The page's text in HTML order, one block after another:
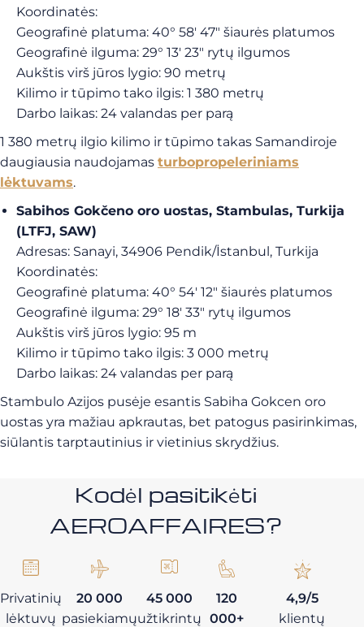
Koordinatės:
Geografinė platuma: 40° 58′ 47″ šiaurės platumos
Geografinė ilguma: 29° 13′ 23″ rytų ilgumos
Aukštis virš jūros lygio: 90 metrų
Kilimo ir tūpimo tako ilgis: 1 380 metrų
Darbo laikas: 24 valandas per parą
1 380 metrų ilgio kilimo ir tūpimo takas Samandiroje
daugiausia naudojamas turbopropeleriniams
lėktuvams.
Sabihos Gokčeno oro uostas, Stambulas, Turkija
(LTFJ, SAW)
Adresas: Sanayi, 34906 Pendik/İstanbul, Turkija
Koordinatės:
Geografinė platuma: 40° 54′ 12″ šiaurės platumos
Geografinė ilguma: 29° 18′ 33″ rytų ilgumos
Aukštis virš jūros lygio: 95 m
Kilimo ir tūpimo tako ilgis: 3 000 metrų
Darbo laikas: 24 valandas per parą
Stambulo Azijos pusėje esantis Sabiha Gokcen oro
uostas yra mažiau apkrautas, bet patogus pasirinkimas,
siūlantis tarptautinius ir vietinius skrydžius.
Kodėl pasitikėti
AEROAFFAIRES?
Privatinių
lėktuvų
20 000
pasiekiamų
45 000
užtikrintų
120
000+
4,9/5
klientų